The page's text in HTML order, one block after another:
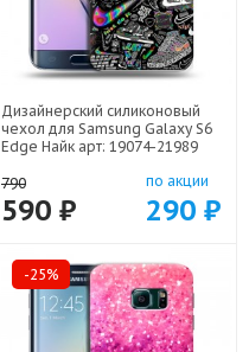
Дизайнерский силиконовый
чехол для Samsung Galaxy S6
Edge Найк арт: 19074-21989
790
590 ₽
по акции
290 ₽
-25%